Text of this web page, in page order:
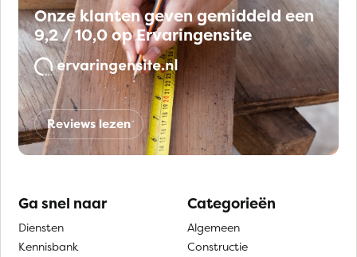
Onze klanten geven gemiddeld een
9,2 / 10,0 op Ervaringensite
Reviews lezen
Ga snel naar
Diensten
Kennisbank
Categorieën
Algemeen
Constructie